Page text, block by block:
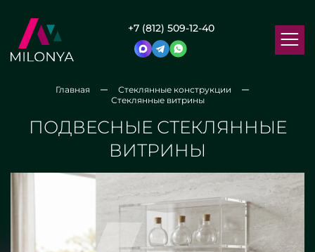
+7 (812) 509-12-40
Главная
Стеклянные конструкции
Стеклянные витрины
ПОДВЕСНЫЕ СТЕКЛЯННЫЕ
ВИТРИНЫ